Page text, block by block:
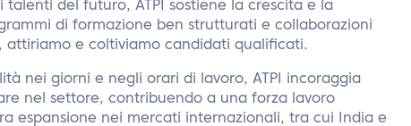
del futuro, ATPI sostiene la crescita e la
di formazione ben strutturati e collaborazioni
attiriamo e coltiviamo candidati qualificati.
nei giorni e negli orari di lavoro, ATPI incoraggia
nel settore, contribuendo a una forza lavoro
espansione nei mercati internazionali, tra cui India e